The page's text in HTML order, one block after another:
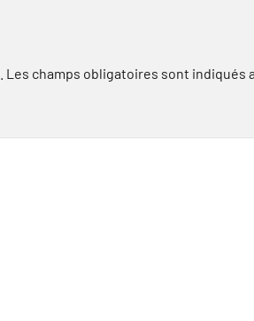
Les champs obligatoires sont indiqués